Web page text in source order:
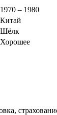
1970 – 1980
Китай
Шёлк
Хорошее